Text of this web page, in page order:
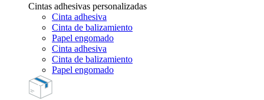
Cintas adhesivas personalizadas
Cinta adhesiva
Cinta de balizamiento
Papel engomado
Cinta adhesiva
Cinta de balizamiento
Papel engomado